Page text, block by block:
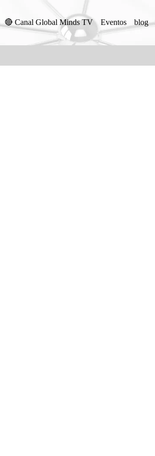
🔴 Canal Global Minds TV Eventos blog